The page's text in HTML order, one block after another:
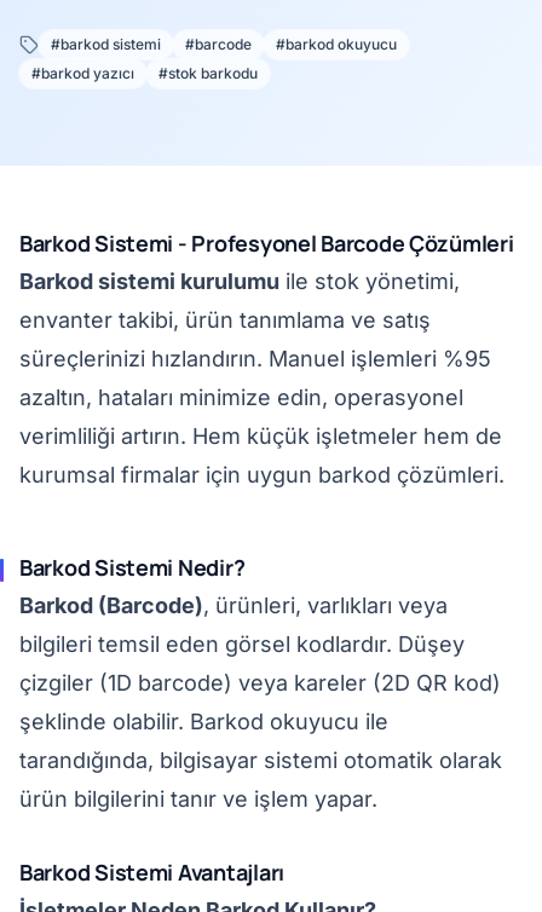
#barkod sistemi #barcode
#barkod okuyucu
#barkod yazıcı
#stok barkodu
Barkod Sistemi - Profesyonel Barcode Çözümleri
Barkod sistemi kurulumu ile stok yönetimi,
envanter takibi, ürün tanımlama ve satış
süreçlerinizi hızlandırın. Manuel işlemleri %95
azaltın, hataları minimize edin, operasyonel
verimliliği artırın. Hem küçük işletmeler hem de
kurumsal firmalar için uygun barkod çözümleri.
Barkod Sistemi Nedir?
Barkod (Barcode), ürünleri, varlıkları veya
bilgileri temsil eden görsel kodlardır. Düşey
çizgiler (1D barcode) veya kareler (2D QR kod)
şeklinde olabilir. Barkod okuyucu ile
tarandığında, bilgisayar sistemi otomatik olarak
ürün bilgilerini tanır ve işlem yapar.
Barkod Sistemi Avantajları